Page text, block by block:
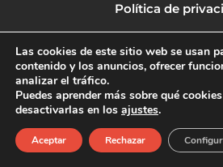
Política de
Política de protección
F
a
c
X
-
L
i
n
Copyright © 2026
Las cookies de este sitio web se usan
contenido y los anuncios, ofrecer
analizar el tráfico.
Puedes aprender más sobre qué
desactivarlas en los ajustes.
Aceptar Rechazar